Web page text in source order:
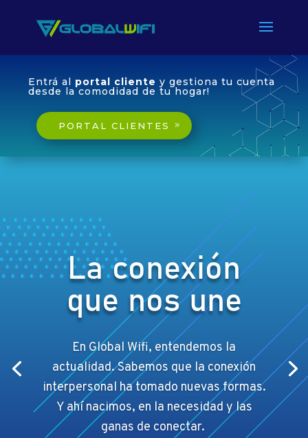
Entrá al portal cliente y gestiona tu cuenta
desde la comodidad de tu hogar!
PORTAL CLIENTES
La conexión
que nos une
En Global Wifi, entendemos la
actualidad. Sabemos que la conexión
interpersonal ha tomado nuevas formas.
Y ahí nacimos, en la necesidad y las
ganas de conectar.